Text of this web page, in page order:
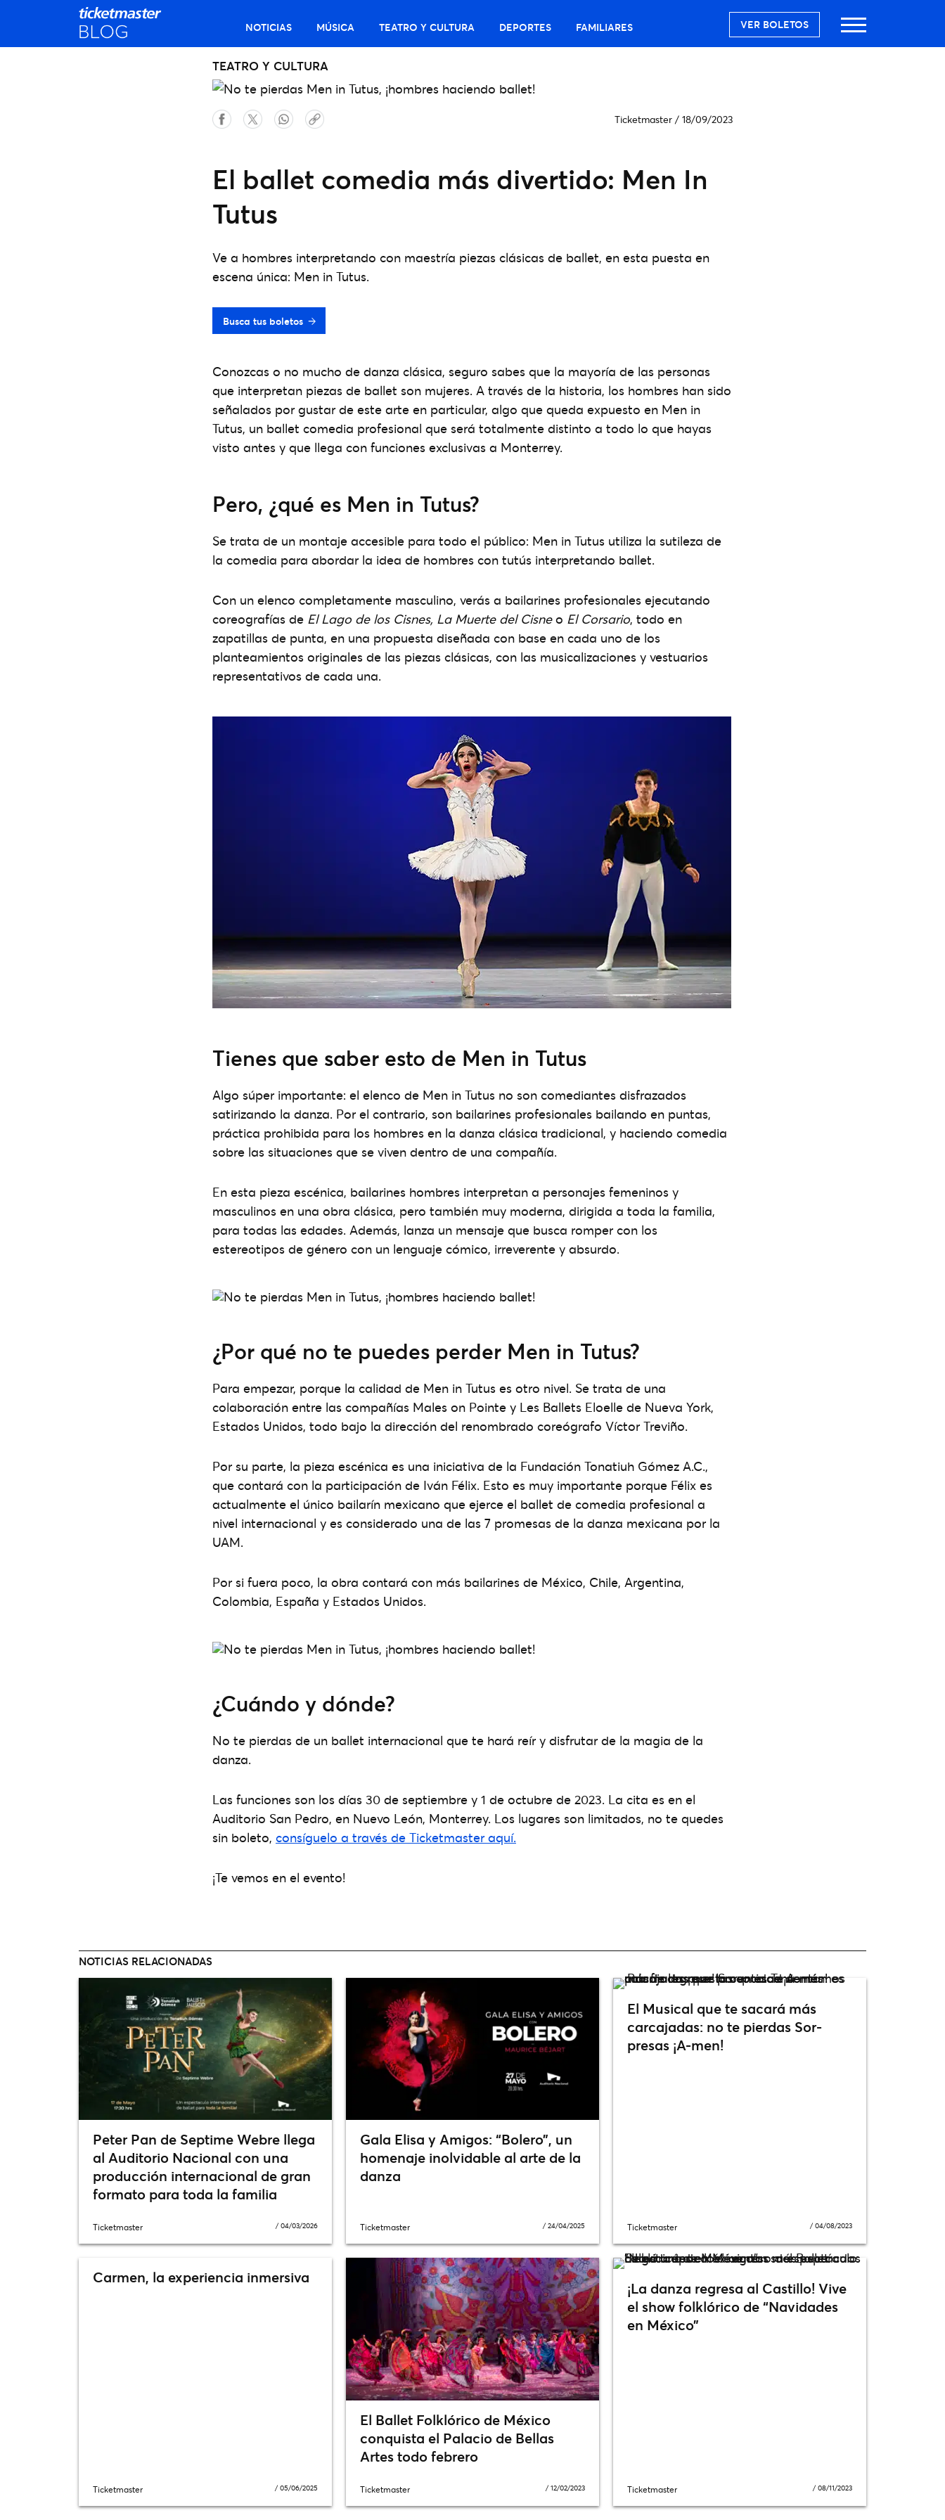
NOTICIAS MÚSICA TEATRO Y CULTURA DEPORTES FAMILIARES VER BOLETOS
TEATRO Y CULTURA
Ticketmaster / 18/09/2023
El ballet comedia más divertido: Men In
Tutus
Ve a hombres interpretando con maestría piezas clásicas de ballet, en esta puesta en
escena única: Men in Tutus.
Busca tus boletos
Conozcas o no mucho de danza clásica, seguro sabes que la mayoría de las personas
que interpretan piezas de ballet son mujeres. A través de la historia, los hombres han sido
señalados por gustar de este arte en particular, algo que queda expuesto en Men in
Tutus, un ballet comedia profesional que será totalmente distinto a todo lo que hayas
visto antes y que llega con funciones exclusivas a Monterrey.
Pero, ¿qué es Men in Tutus?
Se trata de un montaje accesible para todo el público: Men in Tutus utiliza la sutileza de
la comedia para abordar la idea de hombres con tutús interpretando ballet.
Con un elenco completamente masculino, verás a bailarines profesionales ejecutando
coreografías de El Lago de los Cisnes, La Muerte del Cisneo El Corsario, todo en
zapatillas de punta, en una propuesta diseñada con base en cada uno de los
planteamientos originales de las piezas clásicas, con las musicalizaciones y vestuarios
representativos de cada una.
Tienes que saber esto de Men in Tutus
Algo súper importante: el elenco de Men in Tutus no son comediantes disfrazados
satirizando la danza. Por el contrario, son bailarines profesionales bailando en puntas,
práctica prohibida para los hombres en la danza clásica tradicional, y haciendo comedia
sobre las situaciones que se viven dentro de una compañía.
En esta pieza escénica, bailarines hombres interpretan a personajes femeninos y
masculinos en una obra clásica, pero también muy moderna, dirigida a toda la familia,
para todas las edades. Además, lanza un mensaje que busca romper con los
estereotipos de género con un lenguaje cómico, irreverente y absurdo.
¿Por qué no te puedes perder Men in Tutus?
Para empezar, porque la calidad de Men in Tutus es otro nivel. Se trata de una
colaboración entre las compañías Males on Pointe y Les Ballets Eloelle de Nueva York,
Estados Unidos, todo bajo la dirección del renombrado coreógrafo Víctor Treviño.
Por su parte, la pieza escénica es una iniciativa de la Fundación Tonatiuh Gómez A.C.,
que contará con la participación de Iván Félix. Esto es muy importante porque Félix es
actualmente el único bailarín mexicano que ejerce el ballet de comedia profesional a
nivel internacional y es considerado una de las 7 promesas de la danza mexicana por la
UAM.
Por si fuera poco, la obra contará con más bailarines de México, Chile, Argentina,
Colombia, España y Estados Unidos.
¿Cuándo y dónde?
No te pierdas de un ballet internacional que te hará reír y disfrutar de la magia de la
danza.
Las funciones son los días 30 de septiembre y 1 de octubre de 2023. La cita es en el
Auditorio San Pedro, en Nuevo León, Monterrey. Los lugares son limitados, no te quedes
sin boleto, consíguelo a través de Ticketmaster aquí.
¡Te vemos en el evento!
NOTICIAS RELACIONADAS
Peter Pan de Septime Webre llega
al Auditorio Nacional con una
producción internacional de gran
formato para toda la familia
Ticketmaster /04/03/2026
Gala Elisa y Amigos: “Bolero”, un
homenaje inolvidable al arte de la
danza
Ticketmaster /24/04/2025
El Musical que te sacará más
carcajadas: no te pierdas Sor-
presas ¡A-men!
Ticketmaster /04/08/2023
Carmen, la experiencia inmersiva
Ticketmaster /05/06/2025
El Ballet Folklórico de México
conquista el Palacio de Bellas
Artes todo febrero
Ticketmaster /12/02/2023
¡La danza regresa al Castillo! Vive
el show folklórico de “Navidades
en México”
Ticketmaster /08/11/2023